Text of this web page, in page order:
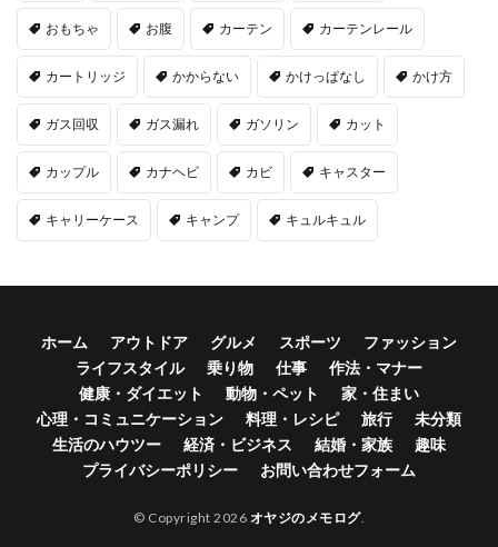
おもちゃ お腹 カーテン カーテンレール
カートリッジ かからない かけっぱなし かけ方
ガス回収 ガス漏れ ガソリン カット
カップル カナヘビ カビ キャスター
キャリーケース キャンプ キュルキュル
ホーム アウトドア グルメ スポーツ
ファッション
ライフスタイル
乗り物 仕事
作法・マナー
健康・ダイエット
動物・ペット
家・住まい
心理・コミュニケーション
料理・レシピ 旅行
未分類
生活のハウツー
経済・ビジネス 結婚・家族
趣味
プライバシーポリシー
お問い合わせフォーム
© Copyright 2026 オヤジのメモログ.